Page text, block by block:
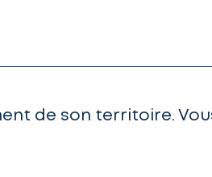
de son territoire.